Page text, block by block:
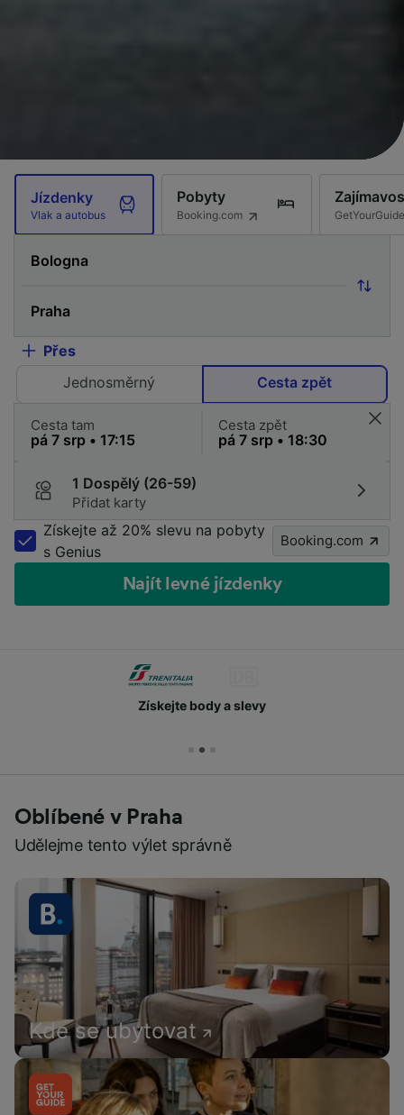
Jízdenky
Vlak a autobus
Pobyty
Booking.com GetYourGuide
Přes
Jednosměrný
Cesta zpět
Cesta tam Cesta zpět
1 Dospělý (26-59)
Přidat karty
Získejte až 20% slevu na pobyty
s Genius
Booking.com
Najít levné jízdenky
Získejte body a slevy
Oblíbené v Praha
Udělejme tento výlet správně
Kde se ubytovat